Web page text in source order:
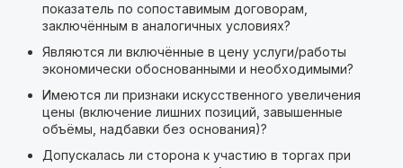
показатель по сопоставимым договорам,
заключённым в аналогичных условиях?
Являются ли включённые в цену услуги/работы
экономически обоснованными и необходимыми?
Имеются ли признаки искусственного увеличения
цены (включение лишних позиций, завышенные
объёмы, надбавки без основания)?
Допускалась ли сторона к участию в торгах при